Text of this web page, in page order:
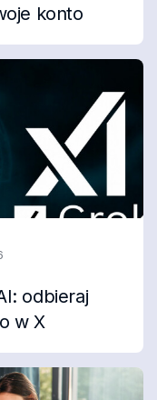
konto
odbieraj
w X